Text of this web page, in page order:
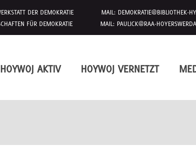
DER DEMOKRATIE MAIL: DEMOKRATIE@BIBLIOTHEK-
FÜR DEMOKRATIE
MAIL: PAULICK@RAA-
HOYWOJ AKTIV HOYWOJ VERNETZT